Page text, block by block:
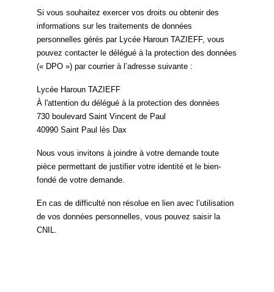
Si vous souhaitez exercer vos droits ou obtenir des
informations sur les traitements de données
personnelles gérés par Lycée Haroun TAZIEFF, vous
pouvez contacter le délégué à la protection des données
(« DPO ») par courrier à l’adresse suivante :
Lycée Haroun TAZIEFF
À l'attention du délégué à la protection des données
730 boulevard Saint Vincent de Paul
40990 Saint Paul lès Dax
Nous vous invitons à joindre à votre demande toute
pièce permettant de justifier votre identité et le bien-
fondé de votre demande.
En cas de difficulté non résolue en lien avec l’utilisation
de vos données personnelles, vous pouvez saisir la
CNIL.